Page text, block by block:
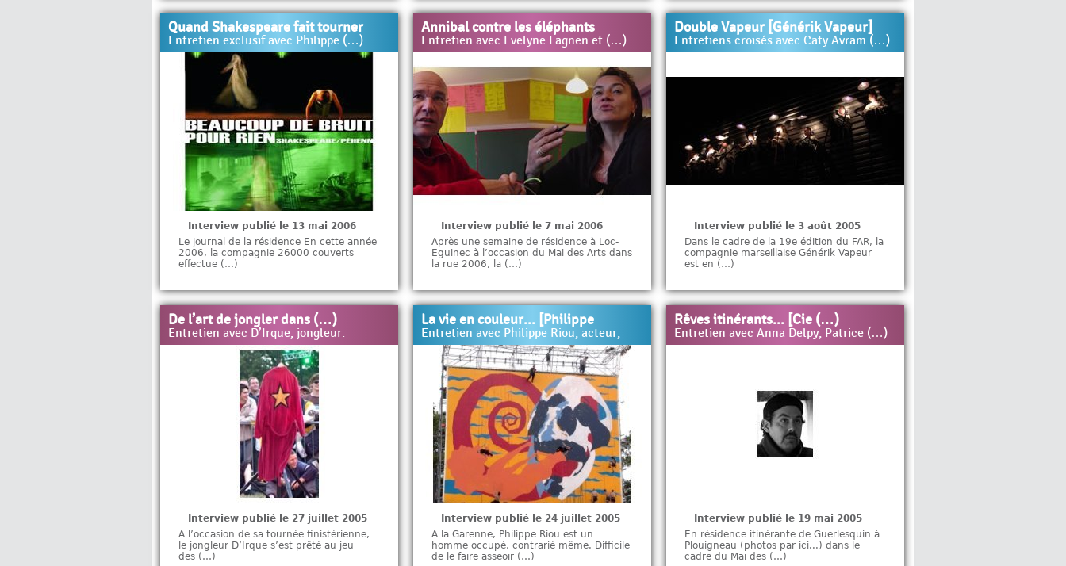
Quand Shakespeare fait tourner
Entretien exclusif avec Philippe (…)
Interview publié le 13 mai 2006
Le journal de la résidence En cette année
2006, la compagnie 26000 couverts
effectue (…)
Annibal contre les éléphants
Entretien avec Evelyne Fagnen et (…)
Interview publié le 7 mai 2006
Après une semaine de résidence à Loc-
Eguinec à l’occasion du Mai des Arts dans
la rue 2006, la (…)
Double Vapeur [Générik Vapeur]
Entretiens croisés avec Caty Avram (…)
Interview publié le 3 août 2005
Dans le cadre de la 19e édition du FAR, la
compagnie marseillaise Générik Vapeur
est en (…)
De l’art de jongler dans (…)
Entretien avec D’Irque, jongleur.
Interview publié le 27 juillet 2005
A l’occasion de sa tournée finistérienne,
le jongleur D’Irque s’est prêté au jeu
des (…)
La vie en couleur... [Philippe
Entretien avec Philippe Riou, acteur,
Interview publié le 24 juillet 2005
A la Garenne, Philippe Riou est un
homme occupé, contrarié même. Difficile
de le faire asseoir (…)
Rêves itinérants... [Cie (…)
Entretien avec Anna Delpy, Patrice (…)
Interview publié le 19 mai 2005
En résidence itinérante de Guerlesquin à
Plouigneau (photos par ici...) dans le
cadre du Mai des (…)